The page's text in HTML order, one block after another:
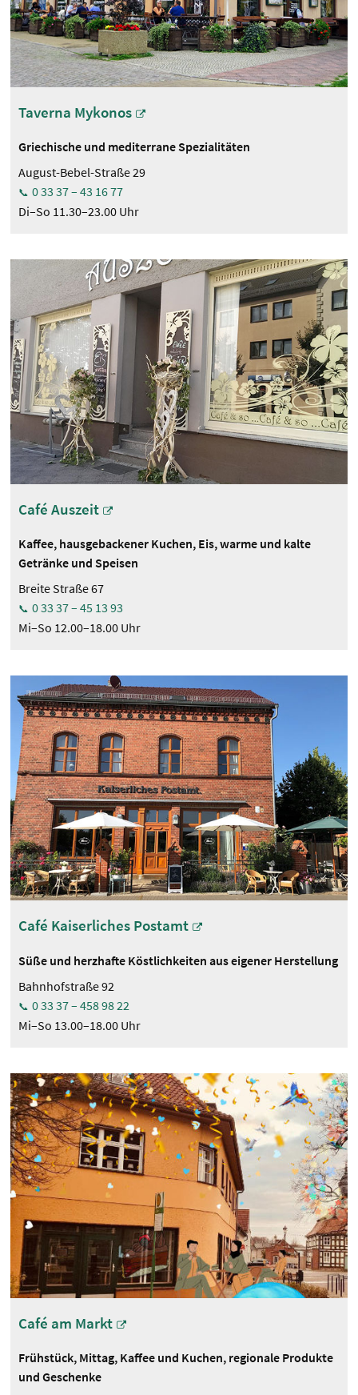
Taverna Mykonos
Griechische und mediterrane Spezialitäten
August-Bebel-Straße 29
0 33 37 – 43 16 77
Di–So 11.30–23.00 Uhr
Café Auszeit
Kaffee, hausgebackener Kuchen, Eis, warme und kalte
Getränke und Speisen
Breite Straße 67
0 33 37 – 45 13 93
Mi–So 12.00–18.00 Uhr
Café Kaiserliches Postamt
Süße und herzhafte Köstlichkeiten aus eigener Herstellung
Bahnhofstraße 92
0 33 37 – 458 98 22
Mi–So 13.00–18.00 Uhr
Café am Markt
Frühstück, Mittag, Kaffee und Kuchen, regionale Produkte
und Geschenke